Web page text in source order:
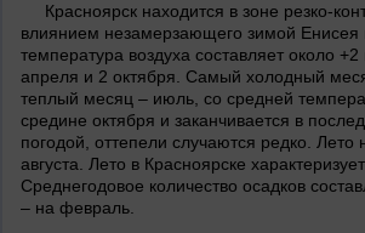
Красноярск находится в зоне резко-
влиянием незамерзающего зимой Енисея
температура воздуха составляет около
апреля и 2 октября. Самый холодный
теплый месяц – июль, со средней
средине октября и заканчивается в
погодой, оттепели случаются редко.
августа. Лето в Красноярске
Среднегодовое количество осадков
– на февраль.